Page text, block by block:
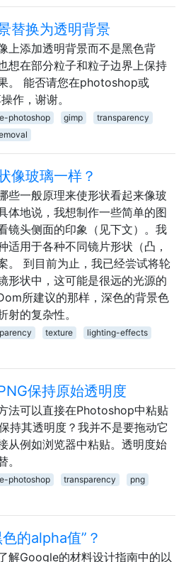
替换为透明背景
上添加透明背景而不是黑色背
想在部分粒子和粒子边界上保持
。 能否请您在photoshop或
作，谢谢。
photoshop gimp
transparency
像玻璃一样？
些一般原理来使形状看起来像玻
体地说，我想制作一些简单的图
镜头侧面的印象（见下文）。我
适用于各种不同镜片形状（凸，
。 到目前为止，我已经尝试将轮
形状中，这可能是很远的光源的
所建议的那样，深色的背景色
射的复杂性。
texture
lighting-effects
保持原始透明度
法可以直接在Photoshop中粘贴
持其透明度？我并不是要拖动它
从例如浏览器中粘贴。透明度始
。
photoshop transparency
png
的alpha值”？
解Google的材料设计指南中的以